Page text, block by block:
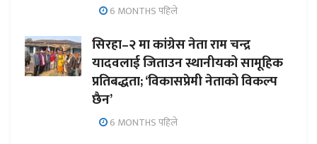
6 MONTHS पहिले
सिरहा–२ मा कांग्रेस नेता राम चन्द्र
यादवलाई जिताउन स्थानीयको सामूहिक
प्रतिबद्धता; ‘विकासप्रेमी नेताको विकल्प
छैन’
6 MONTHS पहिले